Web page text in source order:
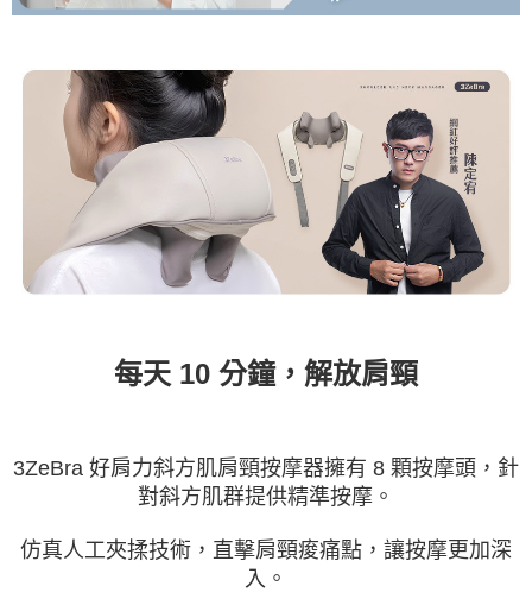
每天 10 分鐘，解放肩頸
3ZeBra 好肩力斜方肌肩頸按摩器擁有 8 顆按摩頭，針
對斜方肌群提供精準按摩。
仿真人工夾揉技術，直擊肩頸痠痛點，讓按摩更加深
入。